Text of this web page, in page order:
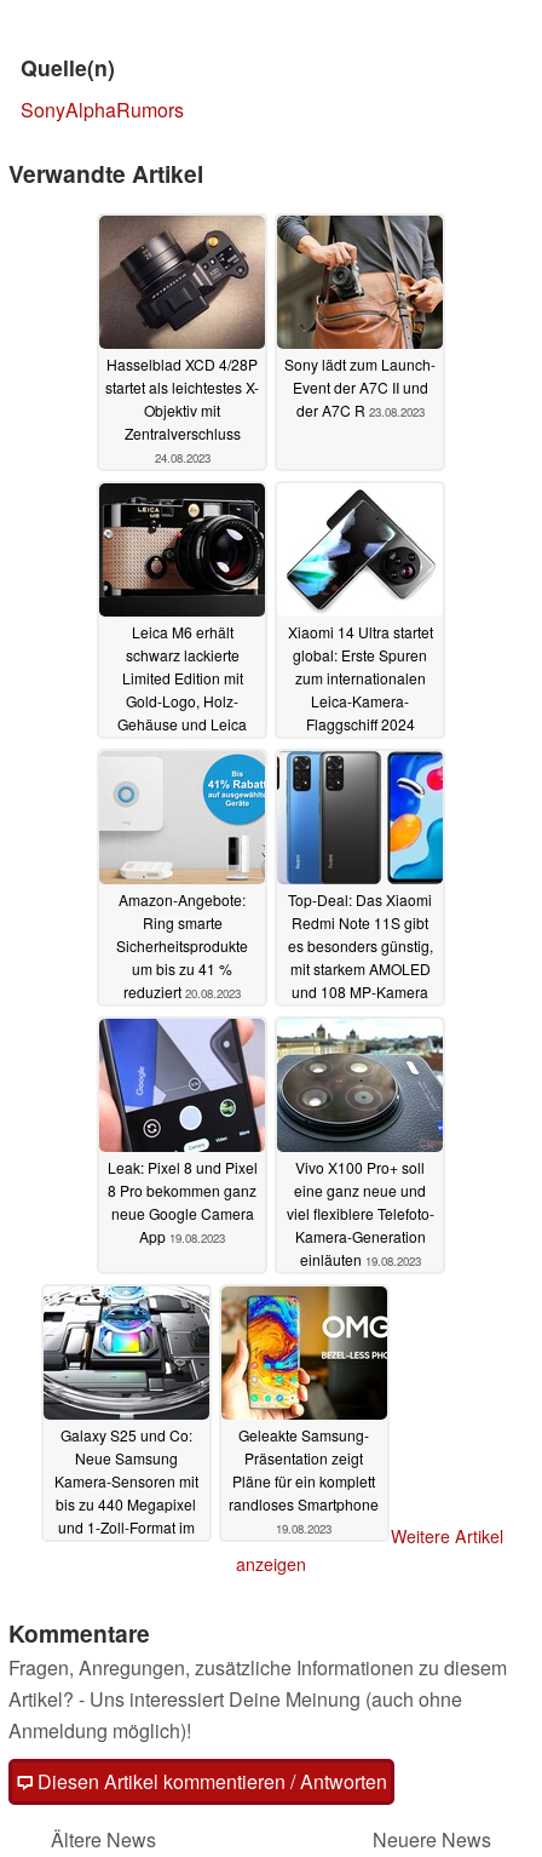
Quelle(n)
SonyAlphaRumors
Verwandte Artikel
Hasselblad XCD 4/28P
startet als leichtestes X-
Objektiv mit
Zentralverschluss
24.08.2023
Sony lädt zum Launch-
Event der A7C II und
der A7C R 23.08.2023
Leica M6 erhält
schwarz lackierte
Limited Edition mit
Gold-Logo, Holz-
Gehäuse und Leica
Noctilux 1.2/50 ASPH.
21.08.2023
Xiaomi 14 Ultra startet
global: Erste Spuren
zum internationalen
Leica-Kamera-
Flaggschiff 2024
entdeckt20.08.2023
Amazon-Angebote:
Ring smarte
Sicherheitsprodukte
um bis zu 41 %
reduziert 20.08.2023
Top-Deal: Das Xiaomi
Redmi Note 11S gibt
es besonders günstig,
mit starkem AMOLED
und 108 MP-Kamera
20.08.2023
Leak: Pixel 8 und Pixel
8 Pro bekommen ganz
neue Google Camera
App 19.08.2023
Vivo X100 Pro+ soll
eine ganz neue und
viel flexiblere Telefoto-
Kamera-Generation
einläuten 19.08.2023
Galaxy S25 und Co:
Neue Samsung
Kamera-Sensoren mit
bis zu 440 Megapixel
und 1-Zoll-Format im
Geleakte Samsung-
Präsentation zeigt
Pläne für ein komplett
randloses Smartphone
19.08.2023
Weitere Artikel
anzeigen
Kommentare
Fragen, Anregungen, zusätzliche Informationen zu diesem
Artikel? - Uns interessiert Deine Meinung (auch ohne
Anmeldung möglich)!
Diesen Artikel kommentieren / Antworten
Ältere News
Neuere News